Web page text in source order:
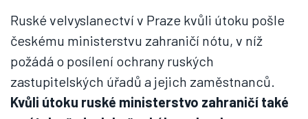
Ruské velvyslanectví v Praze kvůli útoku pošle
českému ministerstvu zahraničí nótu, v níž
požádá o posílení ochrany ruských
zastupitelských úřadů a jejich zaměstnanců.
Kvůli útoku ruské ministerstvo zahraničí také